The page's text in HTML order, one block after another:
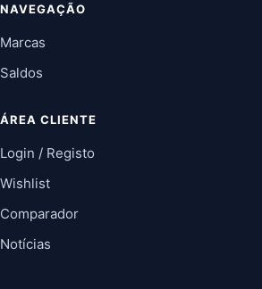
NAVEGAÇÃO
Marcas
Saldos
ÁREA CLIENTE
Login / Registo
Wishlist
Comparador
Notícias